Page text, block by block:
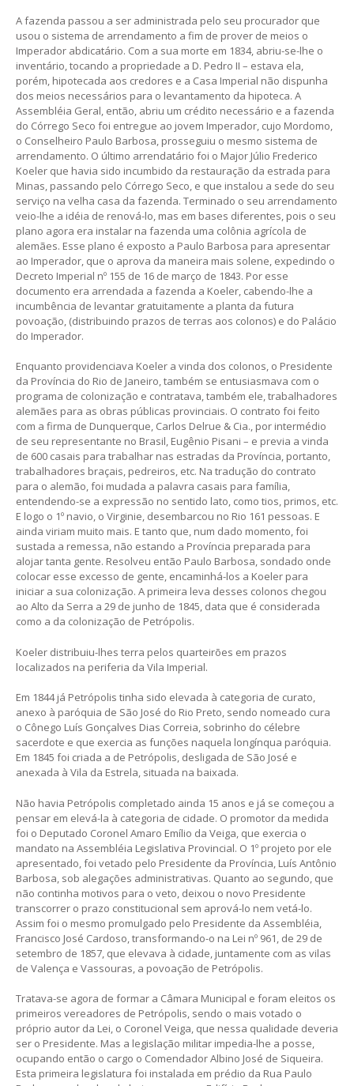
A fazenda passou a ser administrada pelo seu procurador que
usou o sistema de arrendamento a fim de prover de meios o
Imperador abdicatário. Com a sua morte em 1834, abriu-se-lhe o
inventário, tocando a propriedade a D. Pedro II – estava ela,
porém, hipotecada aos credores e a Casa Imperial não dispunha
dos meios necessários para o levantamento da hipoteca. A
Assembléia Geral, então, abriu um crédito necessário e a fazenda
do Córrego Seco foi entregue ao jovem Imperador, cujo Mordomo,
o Conselheiro Paulo Barbosa, prosseguiu o mesmo sistema de
arrendamento. O último arrendatário foi o Major Júlio Frederico
Koeler que havia sido incumbido da restauração da estrada para
Minas, passando pelo Córrego Seco, e que instalou a sede do seu
serviço na velha casa da fazenda. Terminado o seu arrendamento
veio-lhe a idéia de renová-lo, mas em bases diferentes, pois o seu
plano agora era instalar na fazenda uma colônia agrícola de
alemães. Esse plano é exposto a Paulo Barbosa para apresentar
ao Imperador, que o aprova da maneira mais solene, expedindo o
Decreto Imperial nº 155 de 16 de março de 1843. Por esse
documento era arrendada a fazenda a Koeler, cabendo-lhe a
incumbência de levantar gratuitamente a planta da futura
povoação, (distribuindo prazos de terras aos colonos) e do Palácio
do Imperador.
Enquanto providenciava Koeler a vinda dos colonos, o Presidente
da Província do Rio de Janeiro, também se entusiasmava com o
programa de colonização e contratava, também ele, trabalhadores
alemães para as obras públicas provinciais. O contrato foi feito
com a firma de Dunquerque, Carlos Delrue & Cia., por intermédio
de seu representante no Brasil, Eugênio Pisani – e previa a vinda
de 600 casais para trabalhar nas estradas da Província, portanto,
trabalhadores braçais, pedreiros, etc. Na tradução do contrato
para o alemão, foi mudada a palavra casais para família,
entendendo-se a expressão no sentido lato, como tios, primos, etc.
E logo o 1º navio, o Virginie, desembarcou no Rio 161 pessoas. E
ainda viriam muito mais. E tanto que, num dado momento, foi
sustada a remessa, não estando a Província preparada para
alojar tanta gente. Resolveu então Paulo Barbosa, sondado onde
colocar esse excesso de gente, encaminhá-los a Koeler para
iniciar a sua colonização. A primeira leva desses colonos chegou
ao Alto da Serra a 29 de junho de 1845, data que é considerada
como a da colonização de Petrópolis.
Koeler distribuiu-lhes terra pelos quarteirões em prazos
localizados na periferia da Vila Imperial.
Em 1844 já Petrópolis tinha sido elevada à categoria de curato,
anexo à paróquia de São José do Rio Preto, sendo nomeado cura
o Cônego Luís Gonçalves Dias Correia, sobrinho do célebre
sacerdote e que exercia as funções naquela longínqua paróquia.
Em 1845 foi criada a de Petrópolis, desligada de São José e
anexada à Vila da Estrela, situada na baixada.
Não havia Petrópolis completado ainda 15 anos e já se começou a
pensar em elevá-la à categoria de cidade. O promotor da medida
foi o Deputado Coronel Amaro Emílio da Veiga, que exercia o
mandato na Assembléia Legislativa Provincial. O 1º projeto por ele
apresentado, foi vetado pelo Presidente da Província, Luís Antônio
Barbosa, sob alegações administrativas. Quanto ao segundo, que
não continha motivos para o veto, deixou o novo Presidente
transcorrer o prazo constitucional sem aprová-lo nem vetá-lo.
Assim foi o mesmo promulgado pelo Presidente da Assembléia,
Francisco José Cardoso, transformando-o na Lei nº 961, de 29 de
setembro de 1857, que elevava à cidade, juntamente com as vilas
de Valença e Vassouras, a povoação de Petrópolis.
Tratava-se agora de formar a Câmara Municipal e foram eleitos os
primeiros vereadores de Petrópolis, sendo o mais votado o
próprio autor da Lei, o Coronel Veiga, que nessa qualidade deveria
ser o Presidente. Mas a legislação militar impedia-lhe a posse,
ocupando então o cargo o Comendador Albino José de Siqueira.
Esta primeira legislatura foi instalada em prédio da Rua Paulo